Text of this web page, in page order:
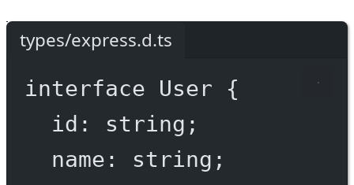
types/express.d.ts
interface User {
id : string ;
name : string ;